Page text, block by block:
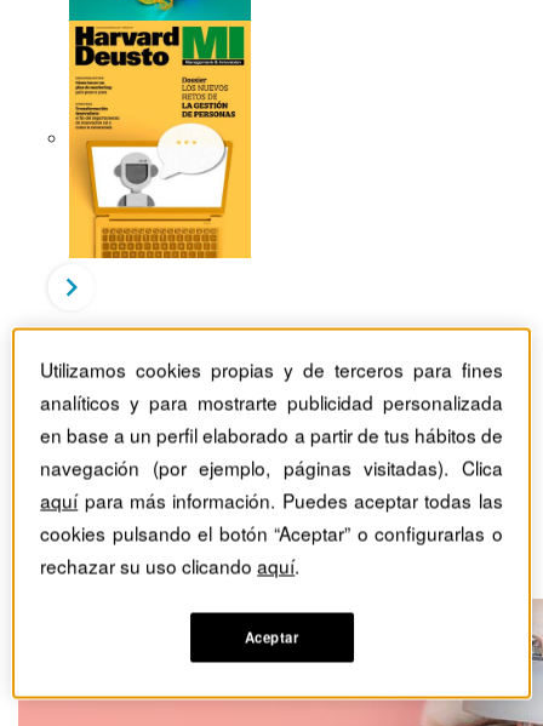
De relojes a gatos: la arquitectura de la organización
adaptativa
De relojes a gatos: la
arquitectura de la
organización adaptativa
Utilizamos cookies propias y de terceros para fines
analíticos y para mostrarte publicidad personalizada
en base a un perfil elaborado a partir de tus hábitos de
navegación (por ejemplo, páginas visitadas). Clica
aquípara más información. Puedes aceptar todas las
cookies pulsando el botón “Aceptar” o configurarlas o
rechazar su uso clicandoaquí.
Aceptar